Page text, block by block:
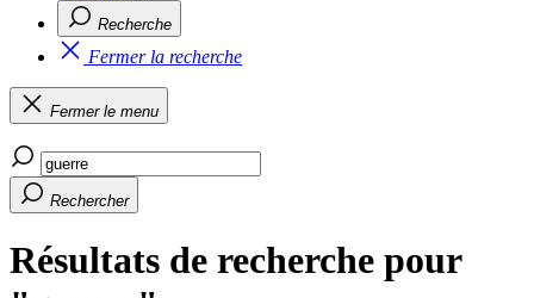
Recherche
Fermer la recherche
Fermer le menu
Rechercher
Résultats de recherche pour